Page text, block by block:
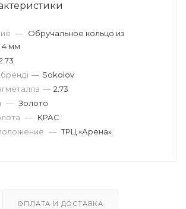
— Обручальное кольцо из
4 мм
— 2.73
— Sokolov
— Золото
— КРАС
— ТРЦ «Арена»
ОПЛАТА И ДОСТАВКА